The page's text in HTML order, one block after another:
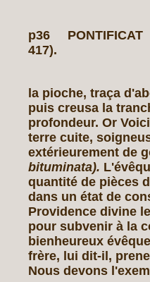
p36 PONTIFICAT
417).
la pioche, traça
puis creusa la
profondeur. Or
terre cuite,
extérieurement de
bituminata).
quantité de pièces
dans un état de
Providence divine
pour subvenir à la
bienheureux
frère, lui dit-il,
Nous devons